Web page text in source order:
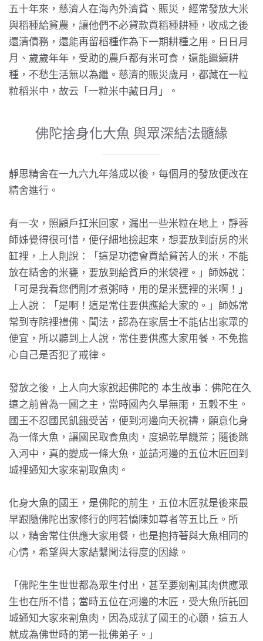
五十年來，慈濟人在海內外濟貧、賑災，經常發放大米
與稻種給貧農，讓他們不必貸款買稻種耕種，收成之後
還清債務，還能再留稻種作為下一期耕種之用。日日月
月、歲歲年年，受助的農戶都有米可食，還能繼續耕
種，不愁生活無以為繼。慈濟的賑災歲月，都藏在一粒
粒稻米中，故云「一粒米中藏日月」。
佛陀捨身化大魚 與眾深結法髓緣
靜思精舍在一九六九年落成以後，每個月的發放便改在
精舍進行。
有一次，照顧戶扛米回家，漏出一些米粒在地上，靜蓉
師姊覺得很可惜，便仔細地撿起來，想要放到廚房的米
缸裡，上人則說：「這是功德會買給貧苦人的米，不能
放在精舍的米甕，要放到給貧戶的米袋裡。」師姊說：
「可是我看您們剛才煮粥時，用的是米甕裡的米啊！」
上人說：「是啊！這是常住要供應給大家的。」師姊常
常到寺院裡禮佛、聞法，認為在家居士不能佔出家眾的
便宜，所以聽到上人說，常住要供應大家用餐，不免擔
心自己是否犯了戒律。
發放之後，上人向大家說起佛陀的 本生故事 ：佛陀在久
遠之前曾為一國之主，當時國內久旱無雨，五穀不生。
國王不忍國民飢餓受苦，便到河邊向天祝禱，願意化身
為一條大魚，讓國民取食魚肉，度過乾旱饑荒；隨後跳
入河中，真的變成一條大魚，並請河邊的五位木匠回到
城裡通知大家來割取魚肉。
化身大魚的國王，是佛陀的前生，五位木匠就是後來最
早跟隨佛陀出家修行的阿若憍陳如尊者等五比丘。所
以，精舍常住供應大家用餐，也是抱持著與大魚相同的
心情，希望與大家結繫聞法得度的因緣。
「佛陀生生世世都為眾生付出，甚至要剜割其肉供應眾
生也在所不惜；當時五位在河邊的木匠，受大魚所託回
城通知大家來割魚肉，因為成就了國王的心願，這五人
就成為佛世時的第一批佛弟子。」